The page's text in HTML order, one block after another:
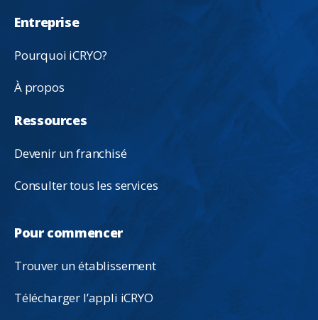
Entreprise
Pourquoi iCRYO?
À propos
Ressources
Devenir un franchisé
Consulter tous les services
Pour commencer
Trouver un établissement
Télécharger l’appli iCRYO